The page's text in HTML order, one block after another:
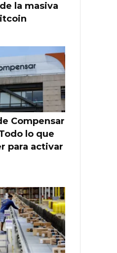
la masiva
Compensar
lo que
para activar